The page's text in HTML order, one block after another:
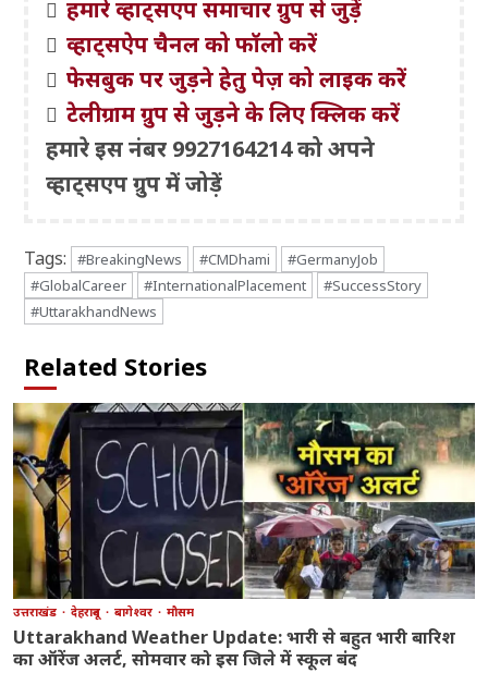
हमारे व्हाट्सएप समाचार ग्रुप से जुड़ें
व्हाट्सऐप चैनल को फॉलो करें
फेसबुक पर जुड़ने हेतु पेज़ को लाइक करें
टेलीग्राम ग्रुप से जुड़ने के लिए क्लिक करें
हमारे इस नंबर 9927164214 को अपने
व्हाट्सएप ग्रुप में जोड़ें
Tags: #BreakingNews #CMDhami
#GermanyJob
#GlobalCareer
#InternationalPlacement
#SuccessStory
#UttarakhandNews
Related Stories
उत्तराखंड देहरादून बागेश्वर मौसम
Uttarakhand Weather Update: भारी से बहुत भारी बारिश
का ऑरेंज अलर्ट, सोमवार को इस जिले में स्कूल बंद